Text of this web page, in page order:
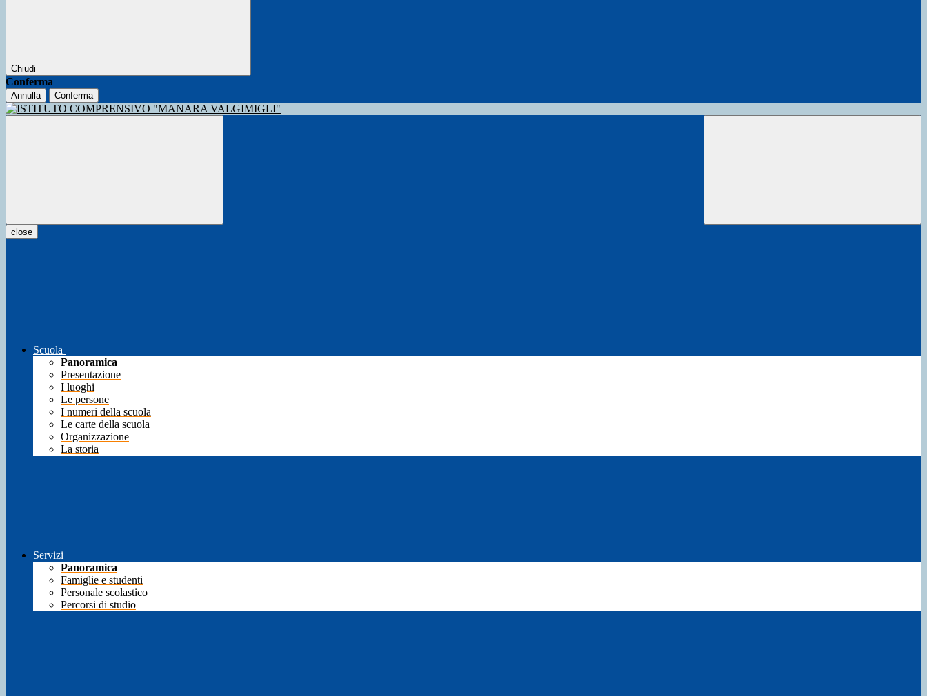
Chiudi
Conferma
Annulla Conferma
close
Scuola
Panoramica
Presentazione
I luoghi
Le persone
I numeri della scuola
Le carte della scuola
Organizzazione
La storia
Servizi
Panoramica
Famiglie e studenti
Personale scolastico
Percorsi di studio